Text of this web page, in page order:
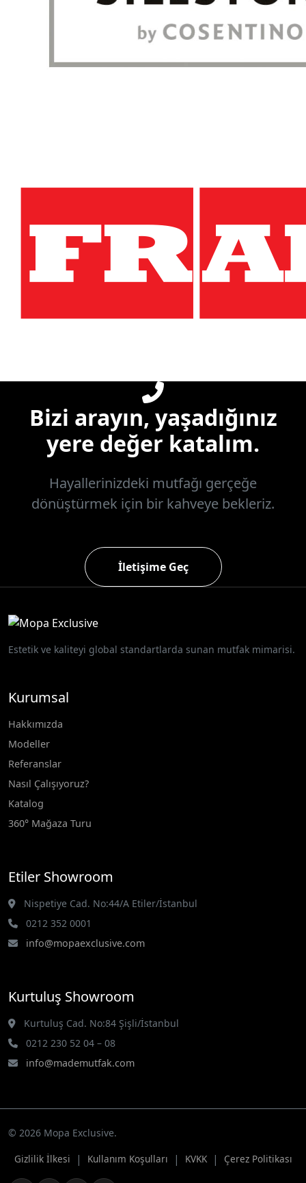
Bizi arayın, yaşadığınız
yere değer katalım.
Hayallerinizdeki mutfağı gerçeğe
dönüştürmek için bir kahveye bekleriz.
İletişime Geç
Estetik ve kaliteyi global standartlarda sunan mutfak mimarisi.
Kurumsal
Hakkımızda
Modeller
Referanslar
Nasıl Çalışıyoruz?
Katalog
360° Mağaza Turu
Etiler Showroom
Nispetiye Cad. No:44/A Etiler/İstanbul
0212 352 0001
info@mopaexclusive.com
Kurtuluş Showroom
Kurtuluş Cad. No:84 Şişli/İstanbul
0212 230 52 04 – 08
info@mademutfak.com
© 2026 Mopa Exclusive.
Gizlilik İlkesi
| Kullanım Koşulları | KVKK | Çerez Politikası